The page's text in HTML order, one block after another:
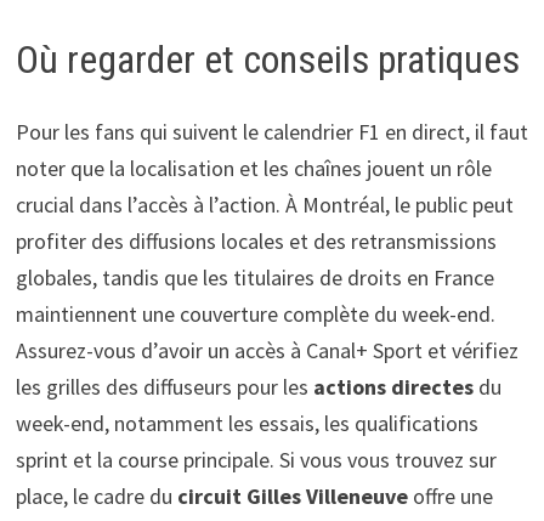
Où regarder et conseils pratiques
Pour les fans qui suivent le calendrier F1 en direct, il faut
noter que la localisation et les chaînes jouent un rôle
crucial dans l’accès à l’action. À Montréal, le public peut
profiter des diffusions locales et des retransmissions
globales, tandis que les titulaires de droits en France
maintiennent une couverture complète du week-end.
Assurez-vous d’avoir un accès à Canal+ Sport et vérifiez
les grilles des diffuseurs pour les actions directesdu
week-end, notamment les essais, les qualifications
sprint et la course principale. Si vous vous trouvez sur
place, le cadre du circuit Gilles Villeneuveoffre une